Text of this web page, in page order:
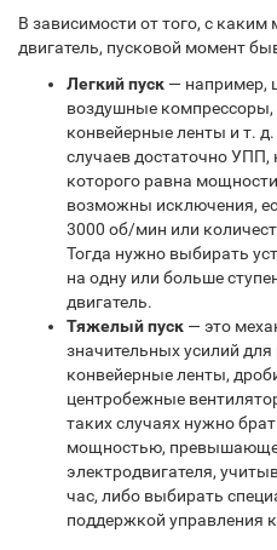
В зависимости от того, с
двигатель, пусковой момент
Легкий пуск — например,
воздушные компрессоры,
конвейерные ленты и т.
случаев достаточно
которого равна
возможны исключения,
3000 об/мин или
Тогда нужно выбирать
на одну или больше
двигатель.
Тяжелый пуск — это
значительных усилий
конвейерные ленты,
центробежные
таких случаях нужно
мощностью,
электродвигателя,
час, либо выбирать
поддержкой управления